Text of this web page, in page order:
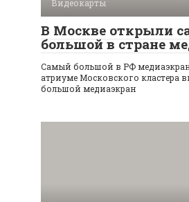
Видеокарты
В Москве открыли
большой в стране
Самый большой в РФ
атриуме Московского кластера
большой медиаэкран